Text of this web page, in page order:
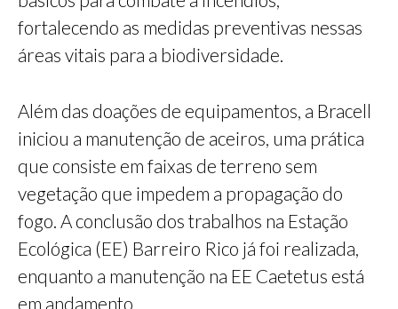
fortalecendo as medidas preventivas nessas
áreas vitais para a biodiversidade.
Além das doações de equipamentos, a Bracell
iniciou a manutenção de aceiros, uma prática
que consiste em faixas de terreno sem
vegetação que impedem a propagação do
fogo. A conclusão dos trabalhos na Estação
Ecológica (EE) Barreiro Rico já foi realizada,
enquanto a manutenção na EE Caetetus está
em andamento.